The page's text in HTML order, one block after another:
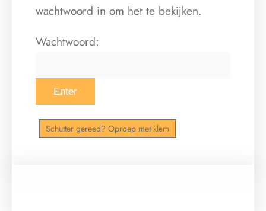
wachtwoord in om het te bekijken.
Wachtwoord:
Schutter gereed? Oproep met klem